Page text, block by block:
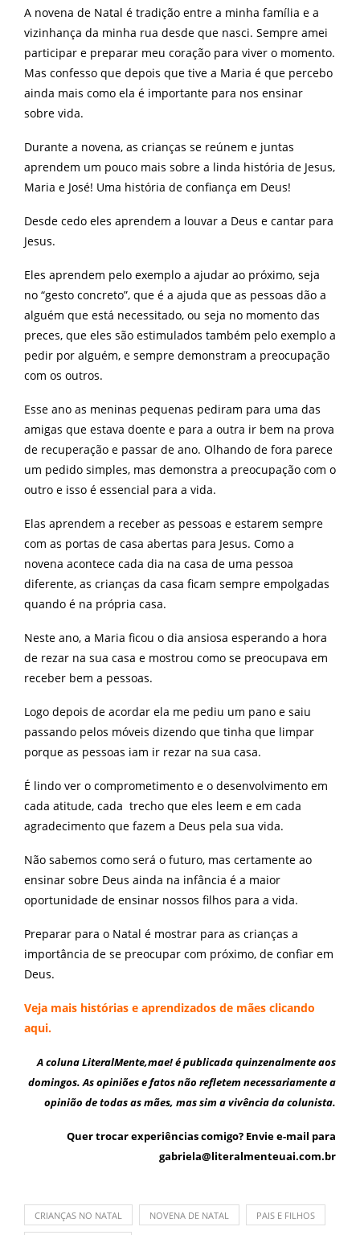
A novena de Natal é tradição entre a minha família e a
vizinhança da minha rua desde que nasci. Sempre amei
participar e preparar meu coração para viver o momento.
Mas confesso que depois que tive a Maria é que percebo
ainda mais como ela é importante para nos ensinar
sobre vida.
Durante a novena, as crianças se reúnem e juntas
aprendem um pouco mais sobre a linda história de Jesus,
Maria e José! Uma história de confiança em Deus!
Desde cedo eles aprendem a louvar a Deus e cantar para
Jesus.
Eles aprendem pelo exemplo a ajudar ao próximo, seja
no “gesto concreto”, que é a ajuda que as pessoas dão a
alguém que está necessitado, ou seja no momento das
preces, que eles são estimulados também pelo exemplo a
pedir por alguém, e sempre demonstram a preocupação
com os outros.
Esse ano as meninas pequenas pediram para uma das
amigas que estava doente e para a outra ir bem na prova
de recuperação e passar de ano. Olhando de fora parece
um pedido simples, mas demonstra a preocupação com o
outro e isso é essencial para a vida.
Elas aprendem a receber as pessoas e estarem sempre
com as portas de casa abertas para Jesus. Como a
novena acontece cada dia na casa de uma pessoa
diferente, as crianças da casa ficam sempre empolgadas
quando é na própria casa.
Neste ano, a Maria ficou o dia ansiosa esperando a hora
de rezar na sua casa e mostrou como se preocupava em
receber bem a pessoas.
Logo depois de acordar ela me pediu um pano e saiu
passando pelos móveis dizendo que tinha que limpar
porque as pessoas iam ir rezar na sua casa.
É lindo ver o comprometimento e o desenvolvimento em
cada atitude, cada trecho que eles leem e em cada
agradecimento que fazem a Deus pela sua vida.
Não sabemos como será o futuro, mas certamente ao
ensinar sobre Deus ainda na infância é a maior
oportunidade de ensinar nossos filhos para a vida.
Preparar para o Natal é mostrar para as crianças a
importância de se preocupar com próximo, de confiar em
Deus.
Veja mais histórias e aprendizados de mães clicando
aqui.
A colunaLiteralMente,mae!é publicada quinzenalmente aos
domingos. As opiniões e fatos não refletem necessariamente a
opinião de todas as mães, mas sim a vivência da colunista.
Quer trocar experiências comigo? Envie e-mail para
gabriela@literalmenteuai.com.br
CRIANÇAS NO NATAL NOVENA DE NATAL PAIS E FILHOS